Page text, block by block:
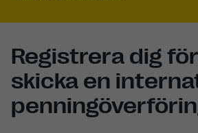
Registrera dig
skicka en